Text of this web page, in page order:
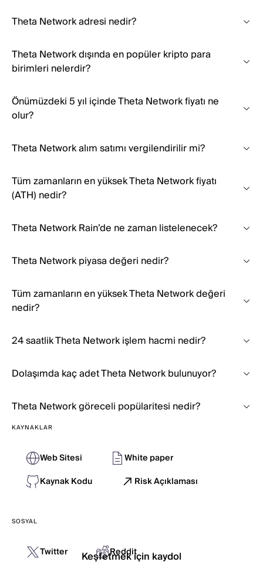
Theta Network adresi nedir?
Theta Network dışında en popüler kripto para
birimleri nelerdir?
Önümüzdeki 5 yıl içinde Theta Network fiyatı ne
olur?
Theta Network alım satımı vergilendirilir mi?
Tüm zamanların en yüksek Theta Network fiyatı
(ATH) nedir?
Theta Network Rain’de ne zaman listelenecek?
Theta Network piyasa değeri nedir?
Tüm zamanların en yüksek Theta Network değeri
nedir?
24 saatlik Theta Network işlem hacmi nedir?
Dolaşımda kaç adet Theta Network bulunuyor?
Theta Network göreceli popülaritesi nedir?
KAYNAKLAR
Web Sitesi
White paper
Kaynak Kodu
Risk Açıklaması
SOSYAL
Twitter Reddit
Keşfetmek için kaydol